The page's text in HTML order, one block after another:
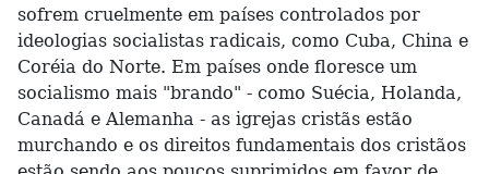
sofrem cruelmente em países controlados por
ideologias socialistas radicais, como Cuba, China e
Coréia do Norte. Em países onde floresce um
socialismo mais "brando" - como Suécia, Holanda,
Canadá e Alemanha - as igrejas cristãs estão
murchando e os direitos fundamentais dos cristãos